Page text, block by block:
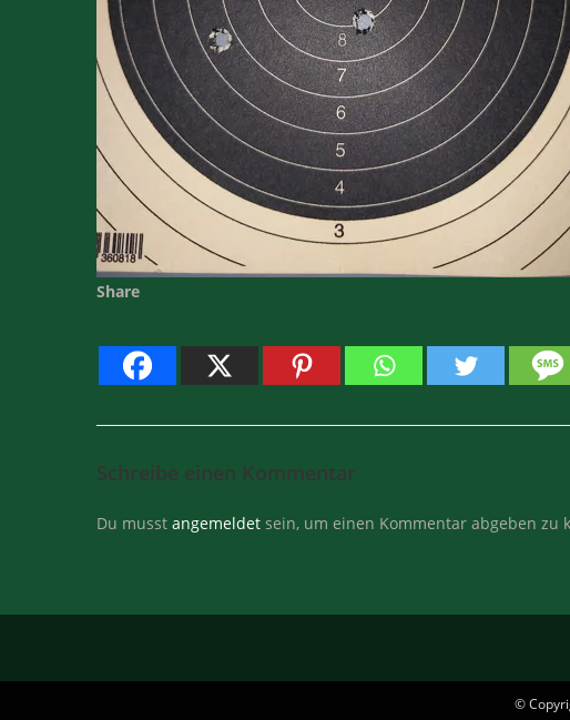
Share
Schreibe einen Kommentar
Du musst angemeldet sein, um einen Kommentar abgeben zu
©